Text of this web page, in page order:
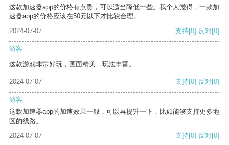
这款加速器app的价格有点贵，可以适当降低一些。我个人觉得，一款加
速器app的价格应该在50元以下才比较合理。
2024-07-07
支持[0] 反对[0]
游客
这款游戏非常好玩，画面精美，玩法丰富。
2024-07-07 支持[0] 反对[0]
游客
这款加速器app的加速效果一般，可以再提升一下，比如能够支持更多地
区的线路。
2024-07-07
支持[0] 反对[0]